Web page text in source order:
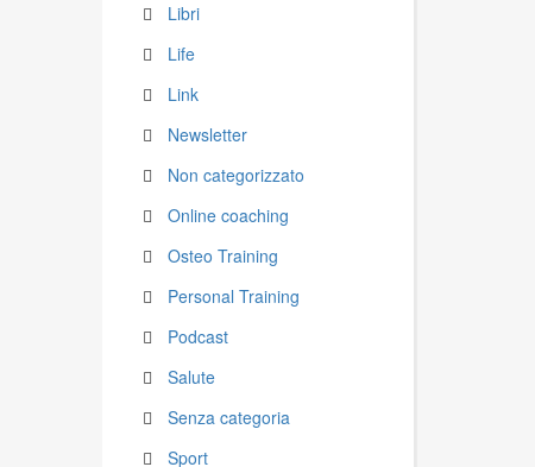
Libri
Life
Link
Newsletter
Non categorizzato
Online coaching
Osteo Training
Personal Training
Podcast
Salute
Senza categoria
Sport